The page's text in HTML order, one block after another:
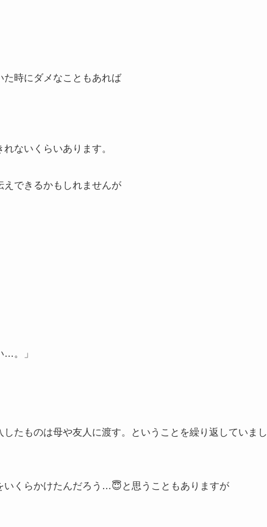
た時にダメなこともあれば
ないくらいあります。
できるかもしれませんが
…。」
たものは母や友人に渡す。ということを繰り返していまし
いくらかけたんだろう…😇と思うこともありますが